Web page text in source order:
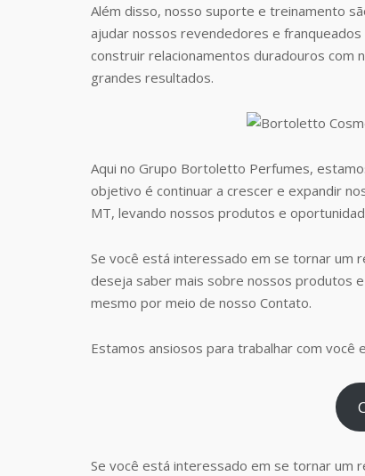
Além disso, nosso suporte e treinamento
ajudar nossos revendedores e
construir relacionamentos duradouros com
grandes resultados.
Aqui no Grupo Bortoletto Perfumes,
objetivo é continuar a crescer e expandir
MT, levando nossos produtos e
Se você está interessado em se tornar um
deseja saber mais sobre nossos produtos
mesmo por meio de nosso Contato.
Estamos ansiosos para trabalhar com você
Se você está interessado em se tornar um